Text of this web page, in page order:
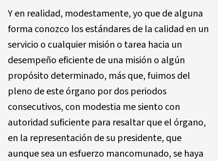
Y en realidad, modestamente, yo que de alguna
forma conozco los estándares de la calidad en un
servicio o cualquier misión o tarea hacia un
desempeño eficiente de una misión o algún
propósito determinado, más que, fuimos del
pleno de este órgano por dos periodos
consecutivos, con modestia me siento con
autoridad suficiente para resaltar que el órgano,
en la representación de su presidente, que
aunque sea un esfuerzo mancomunado, se haya